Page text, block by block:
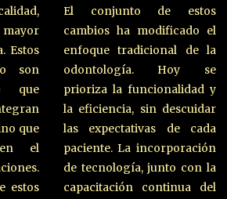
Estos
son
que
que
el
estos
El conjunto de estos
cambios ha modificado el
enfoque tradicional de la
odontología. Hoy se
prioriza la funcionalidad y
la eficiencia, sin descuidar
las expectativas de cada
paciente. La incorporación
de tecnología, junto con la
capacitación continua del